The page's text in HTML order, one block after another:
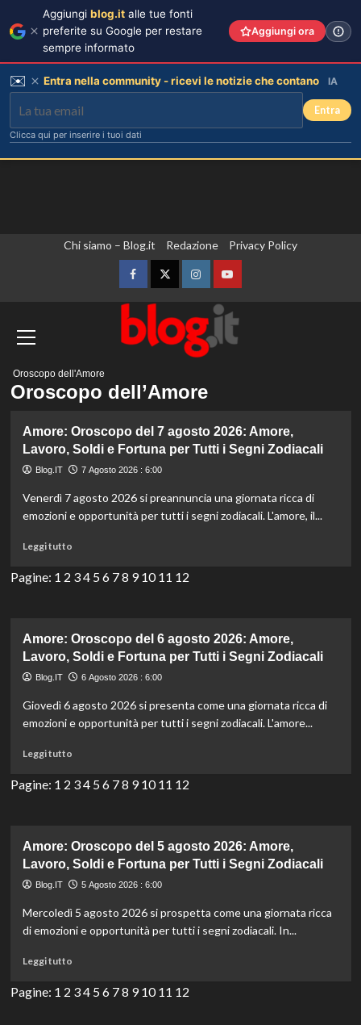
Chi siamo – Blog.it Redazione Privacy Policy
FacebookTwitterInstagramYouTube
Oroscopo dell'Amore
Oroscopo dell’Amore
Amore: Oroscopo del 7 agosto 2026: Amore,
Lavoro, Soldi e Fortuna per Tutti i Segni Zodiacali
Blog.IT 7 Agosto 2026 : 6:00
Venerdì 7 agosto 2026 si preannuncia una giornata ricca di
emozioni e opportunità per tutti i segni zodiacali. L'amore, il...
Leggi tuttoLeggi
più
del
7
2026:
Lavoro,
Soldi
Fortuna
Tutti
Pagine: 1 2 34 5 6 78 9 10 11 12
Amore: Oroscopo del 6 agosto 2026: Amore,
Lavoro, Soldi e Fortuna per Tutti i Segni Zodiacali
Blog.IT 6 Agosto 2026 : 6:00
Giovedì 6 agosto 2026 si presenta come una giornata ricca di
emozioni e opportunità per tutti i segni zodiacali. L'amore...
Leggi tuttoLeggi
più
del
6
2026:
Lavoro,
Soldi
Fortuna
Tutti
Pagine: 1 2 34 5 6 78 9 10 11 12
Amore: Oroscopo del 5 agosto 2026: Amore,
Lavoro, Soldi e Fortuna per Tutti i Segni Zodiacali
Blog.IT 5 Agosto 2026 : 6:00
Mercoledì 5 agosto 2026 si prospetta come una giornata ricca
di emozioni e opportunità per tutti i segni zodiacali. In...
Leggi tuttoLeggi
più
Pagine: 1 2 34 5 6 78 9 10 11 12
Aggiungi blog.it alle tue fonti
preferite su Google per restare
sempre informato
Aggiungi ora
✉️ Entra nella community - ricevi le notizie che contano IA
Entra
Clicca qui per inserire i tuoi dati